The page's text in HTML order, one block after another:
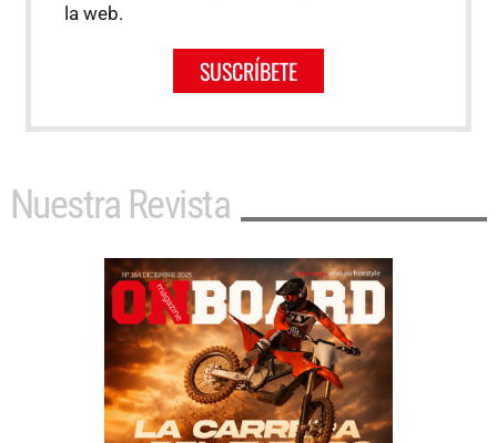
la web.
SUSCRÍBETE
Nuestra Revista